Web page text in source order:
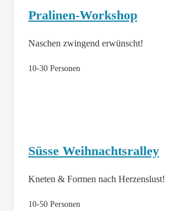
Pralinen-Workshop
Naschen zwingend erwünscht!
10-30 Personen
Süsse Weihnachtsralley
Kneten & Formen nach Herzenslust!
10-50 Personen